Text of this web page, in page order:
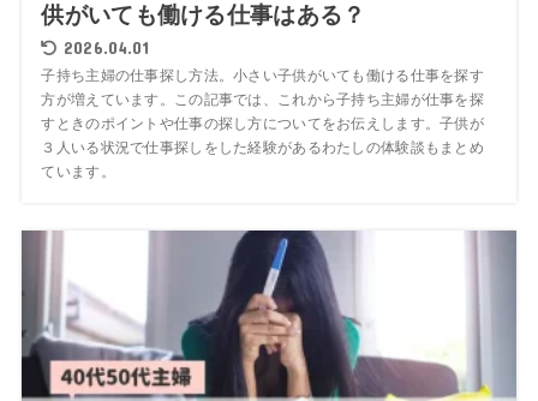
供がいても働ける仕事はある？
2026.04.01
子持ち主婦の仕事探し方法。小さい子供がいても働ける仕事を探す
方が増えています。この記事では、これから子持ち主婦が仕事を探
すときのポイントや仕事の探し方についてをお伝えします。子供が
３人いる状況で仕事探しをした経験があるわたしの体験談もまとめ
ています。